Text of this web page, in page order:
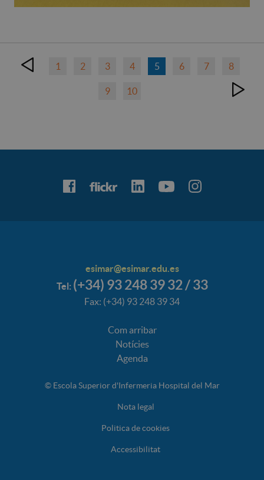
1 2 3 4 5 6 7 8
9 10
esimar@esimar.edu.es
Tel: (+34) 93 248 39 32 / 33
Fax: (+34) 93 248 39 34
Com arribar
Notícies
Agenda
© Escola Superior d'Infermeria Hospital del Mar
Nota legal
Politica de cookies
Accessibilitat